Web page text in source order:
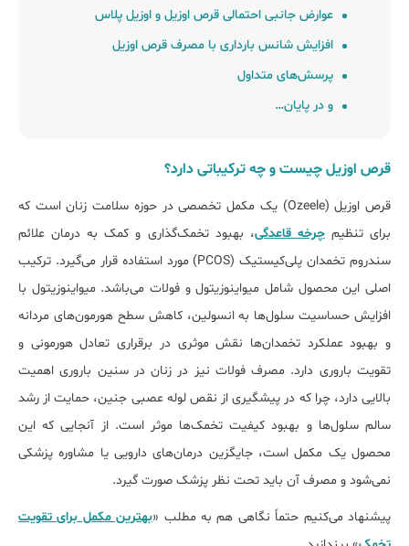
عوارض جانبی احتمالی قرص اوزیل و اوزیل پلاس
افزایش شانس بارداری با مصرف قرص اوزیل
پرسش‌های متداول
و در پایان…
قرص اوزیل چیست و چه ترکیباتی دارد؟
قرص اوزیل (Ozeele) یک مکمل تخصصی در حوزه سلامت زنان است که
برای تنظیمچرخه قاعدگی، بهبود تخمک‌گذاری و کمک به درمان علائم
سندروم تخمدان پلی‌کیستیک (PCOS) مورد استفاده قرار می‌گیرد. ترکیب
اصلی این محصول شامل میواینوزیتول و فولات می‌باشد. میواینوزیتول با
افزایش حساسیت سلول‌ها به انسولین، کاهش سطح هورمون‌های مردانه
و بهبود عملکرد تخمدان‌ها نقش موثری در برقراری تعادل هورمونی و
تقویت باروری دارد. مصرف فولات نیز در زنان در سنین باروری اهمیت
بالایی دارد، چرا که در پیشگیری از نقص لوله عصبی جنین، حمایت از رشد
سالم سلول‌ها و بهبود کیفیت تخمک‌ها موثر است. از آنجایی که این
محصول یک مکمل است، جایگزین درمان‌های دارویی یا مشاوره پزشکی
نمی‌شود و مصرف آن باید تحت نظر پزشک صورت گیرد.
پیشنهاد می‌کنیم حتماً نگاهی هم به مطلب «بهترین مکمل برای تقویت